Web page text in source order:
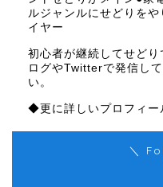
ルジャンルにせどりを
イヤー
初心者が継続してせど
ログやTwitterで発信し
い。
◆更に詳しいプロフィ
＼